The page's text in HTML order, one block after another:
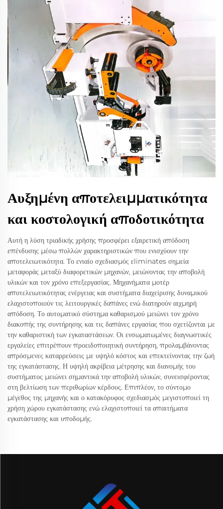
Αυξημένη αποτελειμματικότητα
και κοστολογική αποδοτικότητα
Αυτή η λύση τριαδικής χρήσης προσφέρει εξαιρετική απόδοση
επένδυσης μέσω πολλών χαρακτηριστικών που ενισχύουν την
αποτελειωτικότητα. Το ενιαίο σχεδιασμός εliminates σημεία
μεταφοράς μεταξύ διαφορετικών μηχανών, μειώνοντας την αποβολή
υλικών και τον χρόνο επεξεργασίας. Μηχανήματα μοτέρ
αποτελειωτικότητας ενέργειας και συστήματα διαχείρισης δυναμικού
ελαχιστοποιούν τις λειτουργικές δαπάνες ενώ διατηρούν αιχμηρή
απόδοση. Το αυτοματικό σύστημα καθαρισμού μειώνει τον χρόνο
διακοπής της συντήρησης και τις δαπάνες εργασίας που σχετίζονται με
την καθαριστική των εγκαταστάσεων. Οι ενσωματωμένες διαγνωστικές
εργαλείες επιτρέπουν προειδοποιητική συντήρηση, προλαμβάνοντας
απρόσμενες καταρρεύσεις με υψηλό κόστος και επεκτείνοντας την ζωή
της εγκατάστασης. Η υψηλή ακρίβεια μέτρησης και διανομής του
συστήματος μειώνει σημαντικά την αποβολή υλικών, συνεισφέροντας
στη βελτίωση των περιθωρίων κέρδους. Επιπλέον, το σύντομο
μέγεθος της μηχανής και ο κατακόρυφος σχεδιασμός μεγιστοποιεί τη
χρήση χώρου εγκατάστασης ενώ ελαχιστοποιεί τα απαιτήματα
εγκατάστασης και υποδομής.